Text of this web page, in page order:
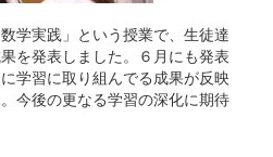
学実践」という授業で、生徒達
を発表しました。６月にも発表
学習に取り組んでる成果が反映
今後の更なる学習の深化に期待